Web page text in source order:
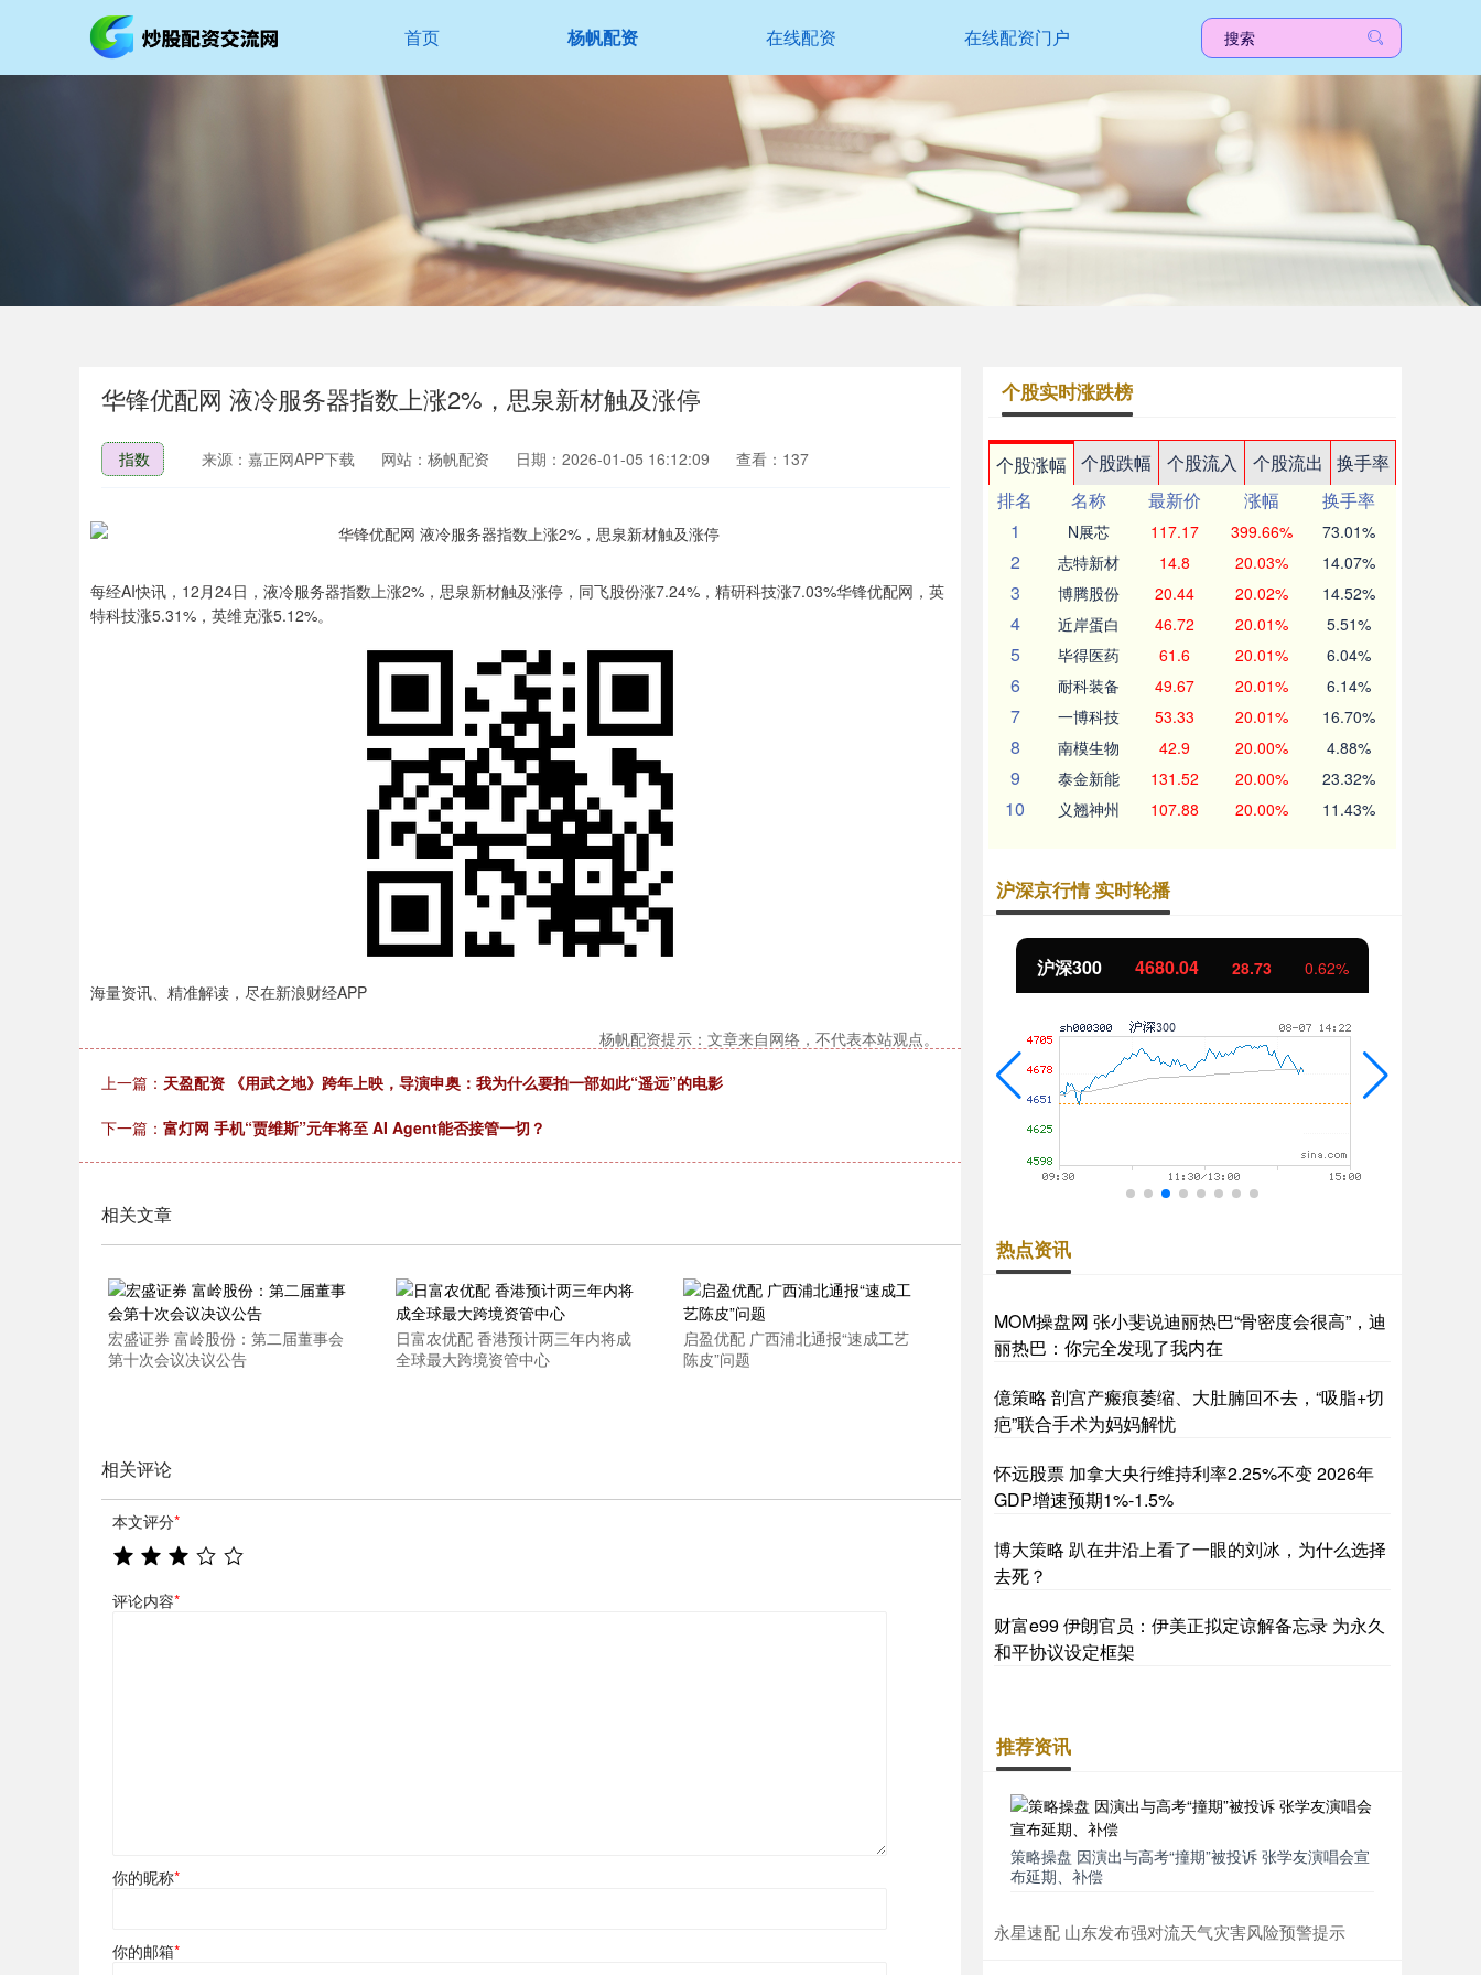
首页 杨帆配资 在线配资 在线配资门户
华锋优配网 液冷服务器指数上涨2%，思泉新材触及涨停
指数 来源：嘉正网APP下载 网站：杨帆配资 日期：2026-01-05 16:12:09 查看：137
每经AI快讯，12月24日，液冷服务器指数上涨2%，思泉新材触及涨停，同飞股份涨7.24%，精研科技涨7.03%华锋优配网，英
特科技涨5.31%，英维克涨5.12%。
海量资讯、精准解读，尽在新浪财经APP
杨帆配资提示：文章来自网络，不代表本站观点。
上一篇： 天盈配资 《用武之地》跨年上映，导演申奥：我为什么要拍一部如此“遥远”的电影
下一篇： 富灯网 手机“贾维斯”元年将至 AI Agent能否接管一切？
相关文章
宏盛证券 富岭股份：第二届董事会
第十次会议决议公告
日富农优配 香港预计两三年内将成
全球最大跨境资管中心
启盈优配 广西浦北通报“速成工艺
陈皮”问题
相关评论
本文评分*
评论内容*
你的昵称*
你的邮箱*
个股实时涨跌榜
个股涨幅 个股跌幅 个股流入 个股流出
换手率
排名
名称 最新价 涨幅
换手率
1
N展芯 117.17 399.66% 73.01%
2 志特新材 14.8 20.03% 14.07%
3 博腾股份 20.44 20.02% 14.52%
4 近岸蛋白 46.72 20.01% 5.51%
5 毕得医药 61.6 20.01% 6.04%
6 耐科装备 49.67 20.01% 6.14%
7 一博科技 53.33 20.01% 16.70%
8 南模生物 42.9 20.00% 4.88%
9 泰金新能 131.52 20.00% 23.32%
10 义翘神州 107.88 20.00% 11.43%
沪深京行情 实时轮播
沪深300 4680.04 28.73 0.62%
热点资讯
MOM操盘网 张小斐说迪丽热巴“骨密度会很高”，迪
丽热巴：你完全发现了我内在
億策略 剖宫产瘢痕萎缩、大肚腩回不去，“吸脂+切
疤”联合手术为妈妈解忧
怀远股票 加拿大央行维持利率2.25%不变 2026年
GDP增速预期1%-1.5%
博大策略 趴在井沿上看了一眼的刘冰，为什么选择
去死？
财富e99 伊朗官员：伊美正拟定谅解备忘录 为永久
和平协议设定框架
推荐资讯
策略操盘 因演出与高考“撞期”被投诉 张学友演唱会宣
布延期、补偿
永星速配 山东发布强对流天气灾害风险预警提示